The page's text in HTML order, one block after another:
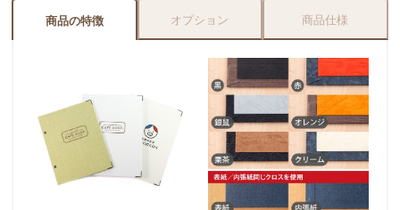
商品の特徴 オプション 商品仕様